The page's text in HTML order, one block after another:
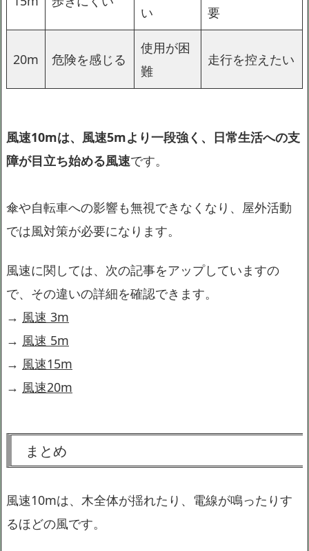
い
要
20m 危険を感じる
使用が困
難
走行を控えたい
風速10mは、風速5mより一段強く、日常生活への支
障が目立ち始める風速です。
傘や自転車への影響も無視できなくなり、屋外活動
では風対策が必要になります。
風速に関しては、次の記事をアップしていますの
で、その違いの詳細を確認できます。
→ 風速 3m
→ 風速 5m
→ 風速15m
→ 風速20m
まとめ
風速10mは、木全体が揺れたり、電線が鳴ったりす
るほどの風です。